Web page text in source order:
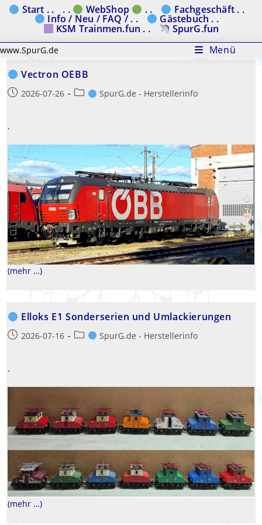
Zum Start . . . . WebShop . . Fachgeschäft . .
Info / Neu / FAQ / . . Gästebuch . .
KSM Trainmen.fun . . SpurG.fun
www.SpurG.de
Menü
Vectron OEBB
Beitrag2026-07-26
Beitrags-SpurG.de - Herstellerinfo
.
(mehr …)
Elloks E1 Sonderserien und Umlackierungen
Beitrag2026-07-16
Beitrags-SpurG.de - Herstellerinfo
.
(mehr …)